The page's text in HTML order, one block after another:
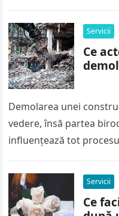
Servicii
Ce
Demolarea unei
vedere, însă partea
influențează tot
Servicii
Ce